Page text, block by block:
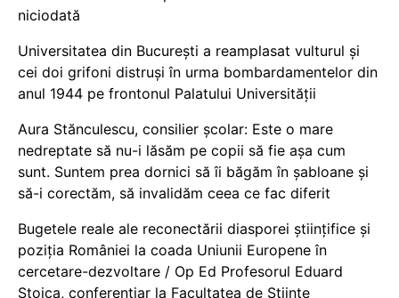
niciodată
Universitatea din București a reamplasat vulturul și
cei doi grifoni distruși în urma bombardamentelor din
anul 1944 pe frontonul Palatului Universității
Aura Stănculescu, consilier școlar: Este o mare
nedreptate să nu-i lăsăm pe copii să fie așa cum
sunt. Suntem prea dornici să îi băgăm în șabloane și
să-i corectăm, să invalidăm ceea ce fac diferit
Bugetele reale ale reconectării diasporei științifice și
poziția României la coada Uniunii Europene în
cercetare-dezvoltare / Op Ed Profesorul Eduard
Stoica, conferențiar la Facultatea de Științe